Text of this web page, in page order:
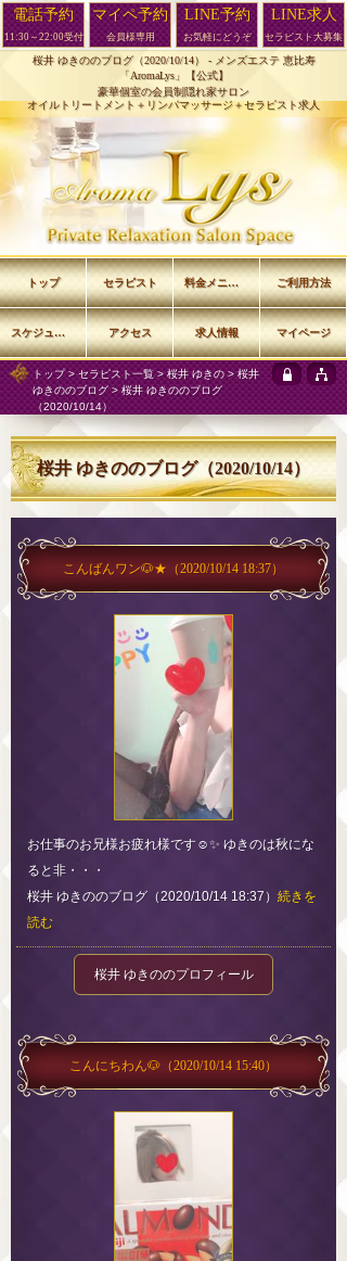
桜井 ゆきののブログ（2020/10/14） - メンズエステ 恵比寿
「AromaLys」【公式】
豪華個室の会員制隠れ家サロン
オイルトリートメント＋リンパマッサージ＋セラピスト求人
トップ> セラピスト一覧 >桜井 ゆきの > 桜井
ゆきののブログ > 桜井 ゆきののブログ
（2020/10/14）
桜井 ゆきののブログ（2020/10/14）
こんばんワン🐶★ （2020/10/14 18:37）
お仕事のお兄様お疲れ様です☺️✨ ゆきのは秋にな
ると非・・・
桜井 ゆきののブログ（2020/10/14 18:37） 続きを
読む
桜井 ゆきののプロフィール
こんにちわん🐶 （2020/10/14 15:40）
トップ セラピスト 料金メニュー ご利用方法
スケジュール アクセス 求人情報 マイページ
電話予約
11:30～22:00受付
マイペ予約
会員様専用
LINE予約
お気軽にどうぞ
LINE求人
セラピスト大募集